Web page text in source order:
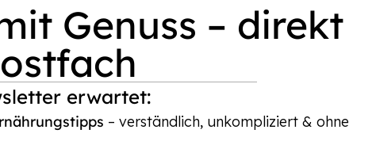
Genuss – direkt
erwartet:
– verständlich, unkompliziert & ohne